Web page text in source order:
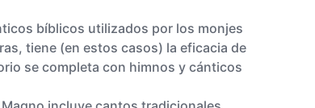
bíblicos utilizados por los monjes
tiene (en estos casos) la eficacia de
se completa con himnos y cánticos